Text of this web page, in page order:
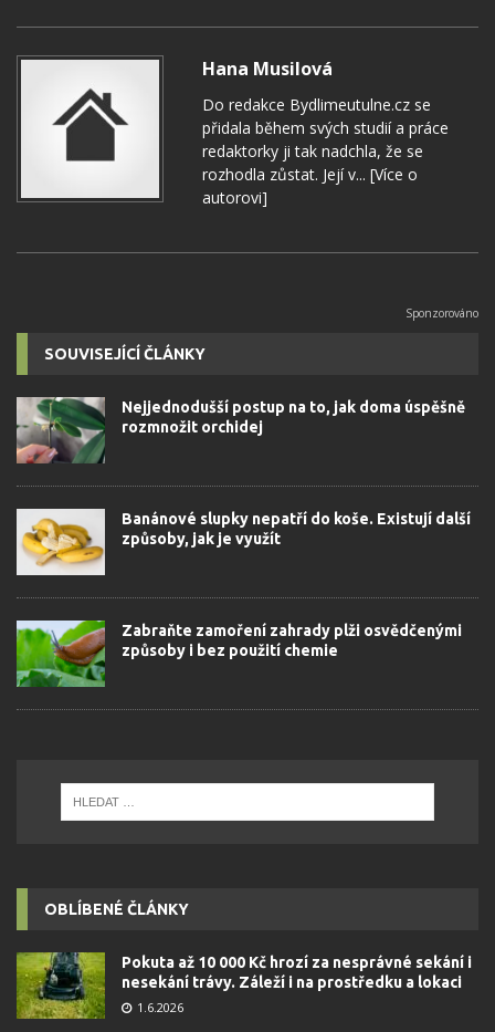
Hana Musilová
Do redakce Bydlimeutulne.cz se
přidala během svých studií a práce
redaktorky ji tak nadchla, že se
rozhodla zůstat. Její v... [Více o
autorovi]
SOUVISEJÍCÍ ČLÁNKY
Nejjednodušší postup na to, jak doma úspěšně
rozmnožit orchidej
Banánové slupky nepatří do koše. Existují další
způsoby, jak je využít
Zabraňte zamoření zahrady plži osvědčenými
způsoby i bez použití chemie
OBLÍBENÉ ČLÁNKY
Pokuta až 10 000 Kč hrozí za nesprávné sekání i
nesekání trávy. Záleží i na prostředku a lokaci
1.6.2026